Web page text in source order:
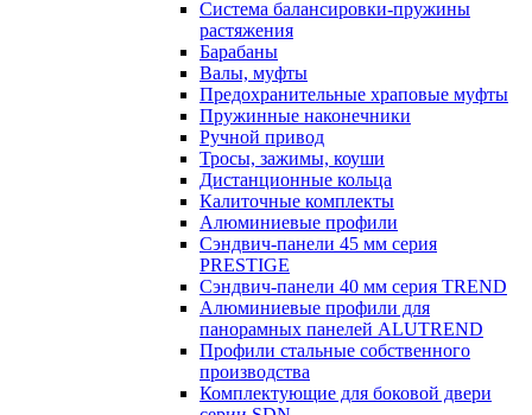
Система балансировки-пружины
растяжения
Барабаны
Валы, муфты
Предохранительные храповые муфты
Пружинные наконечники
Ручной привод
Тросы, зажимы, коуши
Дистанционные кольца
Калиточные комплекты
Алюминиевые профили
Сэндвич-панели 45 мм серия
PRESTIGE
Сэндвич-панели 40 мм серия TREND
Алюминиевые профили для
панорамных панелей ALUTREND
Профили стальные собственного
производства
Комплектующие для боковой двери